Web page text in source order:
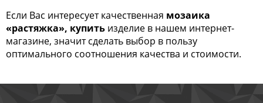
Если Вас интересует качественная мозаика
«растяжка», купить изделие в нашем интернет-
магазине, значит сделать выбор в пользу
оптимального соотношения качества и стоимости.